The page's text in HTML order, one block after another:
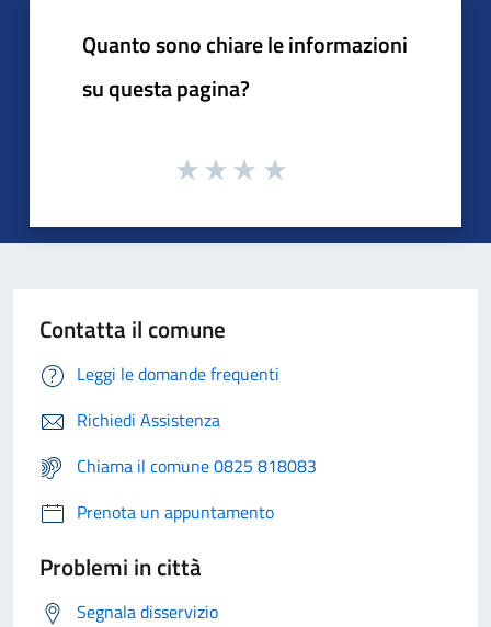
Quanto sono chiare le informazioni
su questa pagina?
Contatta il comune
Leggi le domande frequenti
Richiedi Assistenza
Chiama il comune 0825 818083
Prenota un appuntamento
Problemi in città
Segnala disservizio